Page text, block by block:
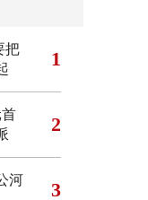
把
1
2
河
3